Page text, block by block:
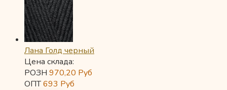
Лана Голд черный
Цена склада:
РОЗН 970,20 Руб
ОПТ693 Руб